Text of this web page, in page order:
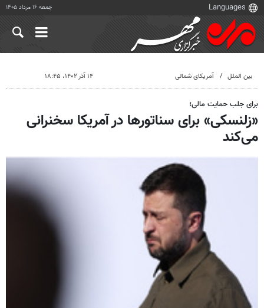
جمعه ۱۶ مرداد ۱۴۰۵
بین الملل آمریکای شمالی ۱۴ آذر ۱۴۰۲، ۱۸:۴۵
برای جلب حمایت مالی؛
«زلنسکی» برای سناتورها در آمریکا سخنرانی
می‌کند